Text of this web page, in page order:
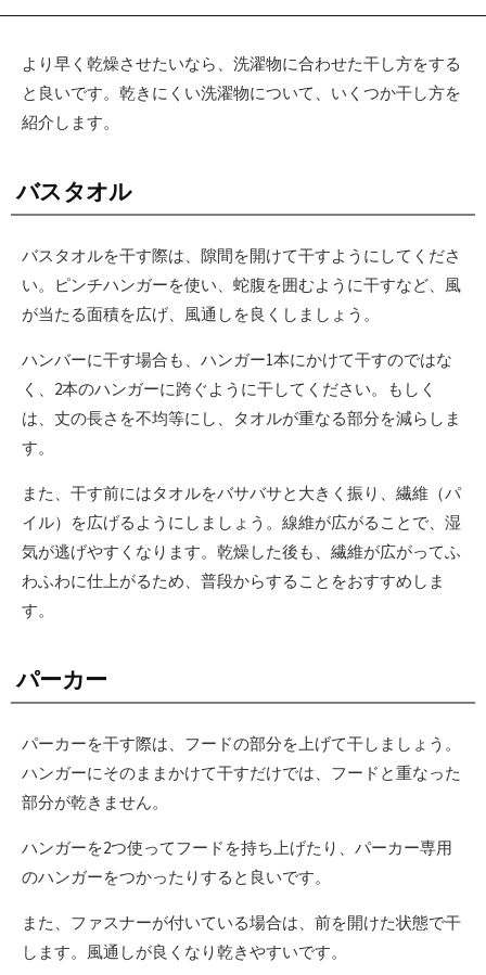
より早く乾燥させたいなら、洗濯物に合わせた干し方をする
と良いです。乾きにくい洗濯物について、いくつか干し方を
紹介します。
バスタオル
バスタオルを干す際は、隙間を開けて干すようにしてくださ
い。ピンチハンガーを使い、蛇腹を囲むように干すなど、風
が当たる面積を広げ、風通しを良くしましょう。
ハンバーに干す場合も、ハンガー1本にかけて干すのではな
く、2本のハンガーに跨ぐように干してください。もしく
は、丈の長さを不均等にし、タオルが重なる部分を減らしま
す。
また、干す前にはタオルをバサバサと大きく振り、繊維（パ
イル）を広げるようにしましょう。線維が広がることで、湿
気が逃げやすくなります。乾燥した後も、繊維が広がってふ
わふわに仕上がるため、普段からすることをおすすめしま
す。
パーカー
パーカーを干す際は、フードの部分を上げて干しましょう。
ハンガーにそのままかけて干すだけでは、フードと重なった
部分が乾きません。
ハンガーを2つ使ってフードを持ち上げたり、パーカー専用
のハンガーをつかったりすると良いです。
また、ファスナーが付いている場合は、前を開けた状態で干
します。風通しが良くなり乾きやすいです。